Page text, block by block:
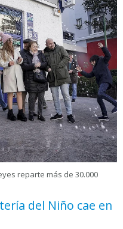
reparte más de 30.000
del Niño cae en